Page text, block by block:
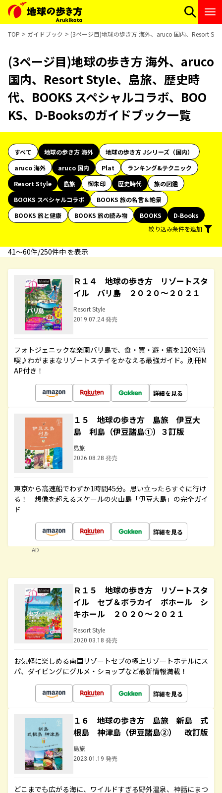
TOP ガイドブック (3ページ目)地球の歩き方 海外、aruco 国内、Resort
(3ページ目)地球の歩き方 海外、aruco
国内、Resort Style、島旅、歴史時
代、BOOKS スペシャルコラボ、BOO
KS、D-Booksのガイドブック一覧
すべて 地球の歩き方 海外
地球の歩き方 Jシリーズ（国内）
aruco 海外
aruco 国内 Plat
ランキング&テクニック
Resort Style
島旅 御朱印 歴史時代
旅の図鑑
BOOKS スペシャルコラボ
BOOKS 旅の名言＆絶景
BOOKS 旅と健康
BOOKS 旅の読み物 BOOKS
D-Books
絞り込み条件を追加
41〜60件/250件中 を表示
Ｒ１４ 地球の歩き方 リゾートスタ
イル バリ島 ２０２０～２０２１
Resort Style
2019.07.24 発売
フォトジェニックな楽園バリ島で、食・買・遊・癒を120％満
喫♪わがままなリゾートステイをかなえる最強ガイド。別冊M
AP付き！
詳細を見る
１５ 地球の歩き方 島旅 伊豆大
島 利島（伊豆諸島①）３訂版
島旅
2026.08.28 発売
東京から高速船でわずか1時間45分。思い立ったらすぐに行け
る！ 想像を超えるスケールの火山島「伊豆大島」の完全ガイ
ド
詳細を見る
AD
Ｒ１５ 地球の歩き方 リゾートスタ
イル セブ＆ボラカイ ボホール シ
キホール ２０２０～２０２１
Resort Style
2020.03.18 発売
お気軽に楽しめる南国リゾートセブの極上リゾートホテルにス
パ、ダイビングにグルメ・ショップなど最新情報満載！
詳細を見る
１６ 地球の歩き方 島旅 新島 式
根島 神津島（伊豆諸島②） 改訂版
島旅
2023.01.19 発売
どこまでも広がる海に、ワイルドすぎる野外温泉、神話にまつ